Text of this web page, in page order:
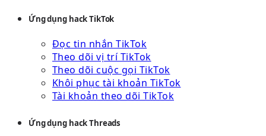
Ứng dụng hack TikTok
Đọc tin nhắn TikTok
Theo dõi vị trí TikTok
Theo dõi cuộc gọi TikTok
Khôi phục tài khoản TikTok
Tài khoản theo dõi TikTok
Ứng dụng hack Threads